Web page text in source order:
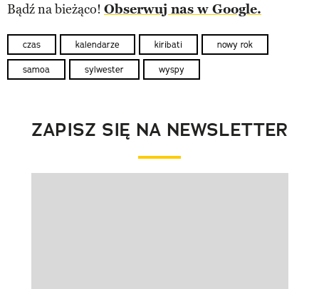
Bądź na bieżąco! Obserwuj nas w Google.
czas kalendarze kiribati nowy rok
samoa sylwester wyspy
ZAPISZ SIĘ NA NEWSLETTER